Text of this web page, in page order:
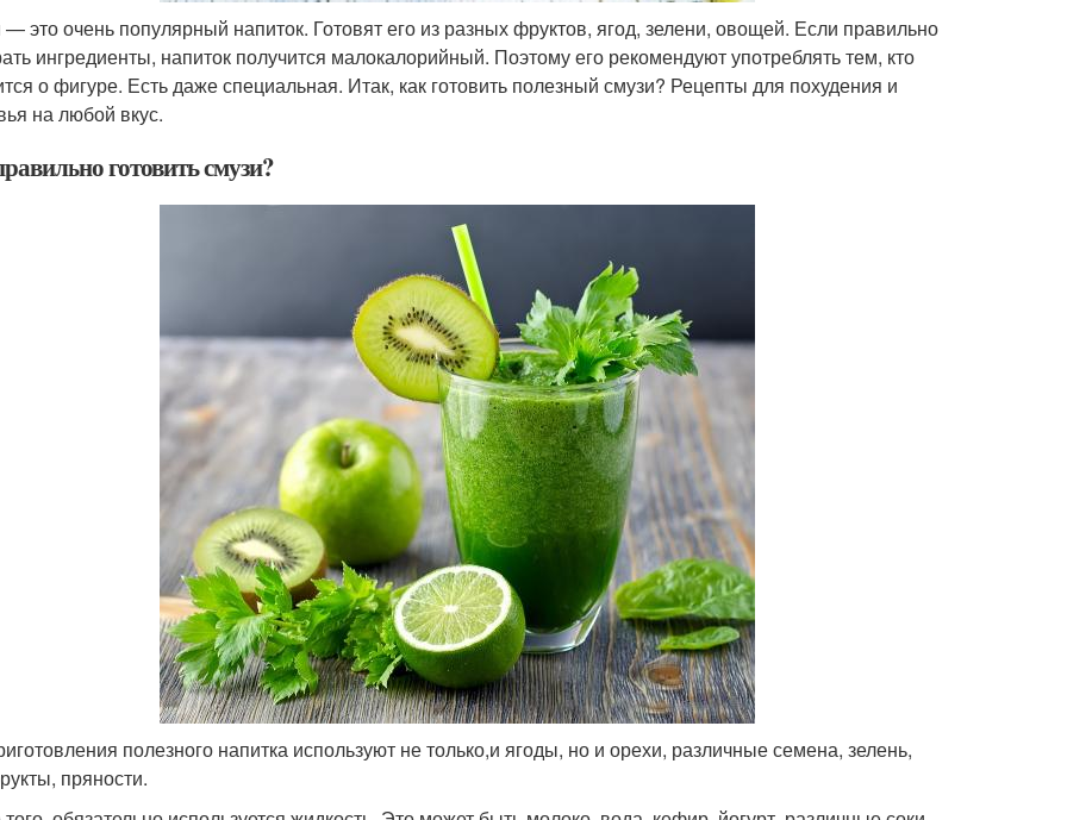
это очень популярный напиток. Готовят его из разных фруктов, ягод, зелени, овощей. Если правильно
ингредиенты, напиток получится малокалорийный. Поэтому его рекомендуют употреблять тем, кто
о фигуре. Есть даже специальная. Итак, как готовить полезный смузи? Рецепты для похудения и
на любой вкус.
готовить смузи?
полезного напитка используют не только,и ягоды, но и орехи, различные семена, зелень,
пряности.